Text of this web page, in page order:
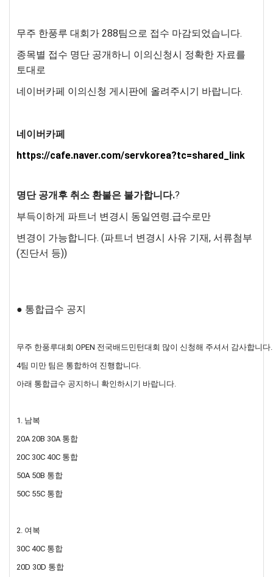
무주 한풍루 대회가 288팀으로 접수 마감되었습니다.
종목별 접수 명단 공개하니 이의신청시 정확한 자료를
토대로
네이버카페 이의신청 게시판에 올려주시기 바랍니다.
네이버카페
https://cafe.naver.com/servkorea?tc=shared_link
명단 공개후 취소 환불은 불가합니다.?
부득이하게 파트너 변경시 동일연령.급수로만
변경이 가능합니다. (파트너 변경시 사유 기재, 서류첨부
(진단서 등))
● 통합급수 공지
무주 한풍루대회 OPEN 전국배드민턴대회 많이 신청해 주셔서 감사합니다.
4팀 미만 팀은 통합하여 진행합니다.
아래 통합급수 공지하니 확인하시기 바랍니다.
1. 남복
20A 20B 30A 통합
20C 30C 40C 통합
50A 50B 통합
50C 55C 통합
2. 여복
30C 40C 통합
20D 30D 통합